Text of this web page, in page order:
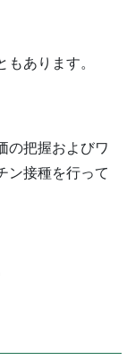
あります。
の把握およびワ
ン接種を行って